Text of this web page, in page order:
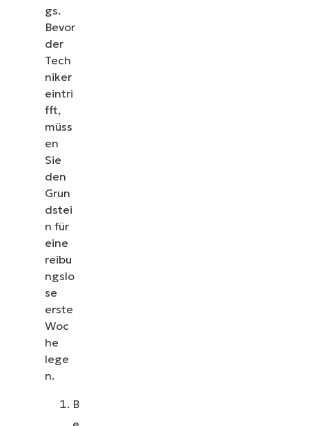
gs.
Bevor
der
Tech
niker
eintri
fft,
müss
en
Sie
den
Grun
dstei
n für
eine
reibu
ngslo
se
erste
Woc
he
lege
n.
B